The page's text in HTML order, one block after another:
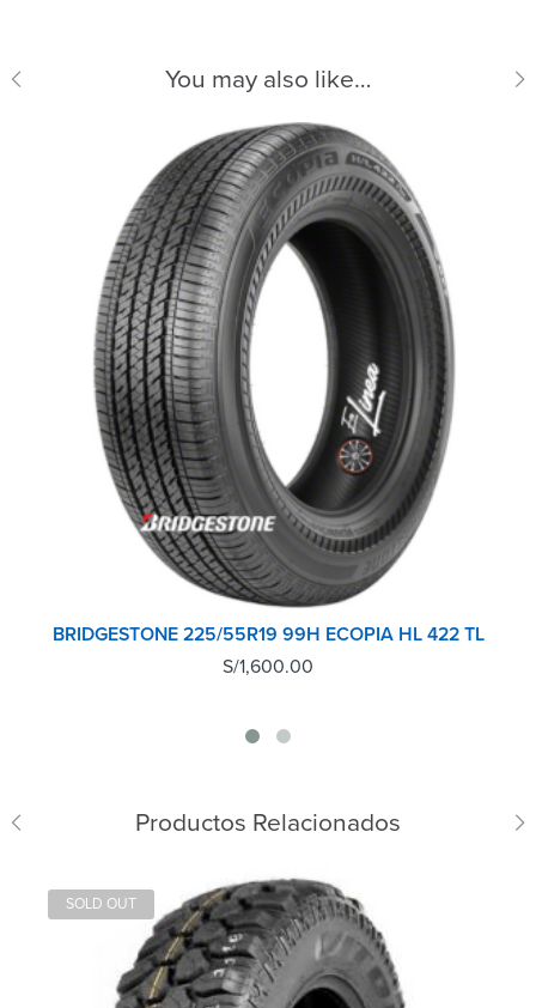
You may also like…
BRIDGESTONE 225/55R19 99H ECOPIA HL 422 TL
S/1,600.00
Productos Relacionados
SOLD OUT